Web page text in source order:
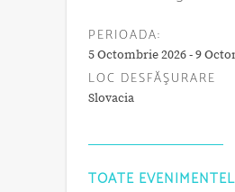
PERIOADA:
5 Octombrie 2026 - 9
LOC DESFĂŞURARE
Slovacia
TOATE